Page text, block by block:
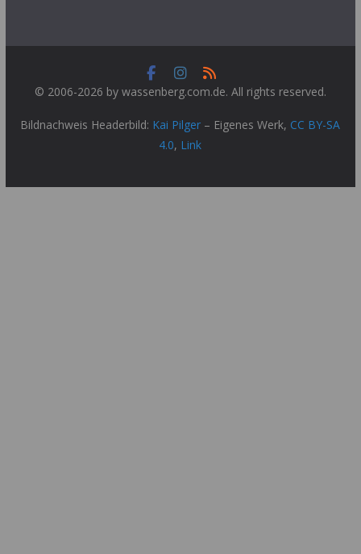
© 2006-2026 by wassenberg.com.de. All rights reserved.
Bildnachweis Headerbild: Kai Pilger – Eigenes Werk, CC BY-SA
4.0, Link